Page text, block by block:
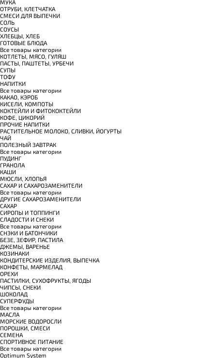
МУКА
ОТРУБИ, КЛЕТЧАТКА
СМЕСИ ДЛЯ ВЫПЕЧКИ
СОЛЬ
СОУСЫ
ХЛЕБЦЫ, ХЛЕБ
ГОТОВЫЕ БЛЮДА
Все товары категории
КОТЛЕТЫ, МЯСО, ГУЛЯШ
ПАСТЫ, ПАШТЕТЫ, УРБЕЧИ
СУПЫ
ТОФУ
НАПИТКИ
Все товары категории
КАКАО, КЭРОБ
КИСЕЛИ, КОМПОТЫ
КОКТЕЙЛИ И ФИТОКОКТЕЙЛИ
КОФЕ, ЦИКОРИЙ
ПРОЧИЕ НАПИТКИ
РАСТИТЕЛЬНОЕ МОЛОКО, СЛИВКИ, ЙОГУРТЫ
ЧАЙ
ПОЛЕЗНЫЙ ЗАВТРАК
Все товары категории
ПУДИНГ
ГРАНОЛА
КАШИ
МЮСЛИ, ХЛОПЬЯ
САХАР И САХАРОЗАМЕНИТЕЛИ
Все товары категории
ДРУГИЕ САХАРОЗАМЕНИТЕЛИ
САХАР
СИРОПЫ И ТОППИНГИ
СЛАДОСТИ И СНЕКИ
Все товары категории
СНЭКИ И БАТОНЧИКИ
БЕЗЕ, ЗЕФИР, ПАСТИЛА
ДЖЕМЫ, ВАРЕНЬЕ
КОЗИНАКИ
КОНДИТЕРСКИЕ ИЗДЕЛИЯ, ВЫПЕЧКА
КОНФЕТЫ, МАРМЕЛАД
ОРЕХИ
ПАСТИЛКИ, СУХОФРУКТЫ, ЯГОДЫ
ЧИПСЫ, СНЕКИ
ШОКОЛАД
СУПЕРФУДЫ
Все товары категории
МАСЛА
МОРСКИЕ ВОДОРОСЛИ
ПОРОШКИ, СМЕСИ
СЕМЕНА
СПОРТИВНОЕ ПИТАНИЕ
Все товары категории
Optimum System